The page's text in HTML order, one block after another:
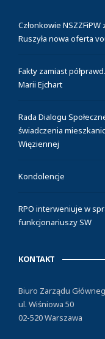
Członkowie
Ruszyła nowa oferta
Fakty zamiast
Marii Ejchart
Rada Dialogu
świadczenia
Więziennej
Kondolencje
RPO interweniuje w
funkcjonariuszy SW
KONTAKT
Biuro Zarządu
ul. Wiśniowa 50
02-520 Warszawa